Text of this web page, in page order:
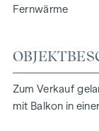
Fernwärme
Zum Verkauf
mit Balkon in